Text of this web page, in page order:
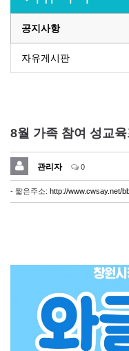
공지사항
자유게시판
8월 가족 참여 성교
관리자 0
- 짧은주소: http://www.cwsay.net/